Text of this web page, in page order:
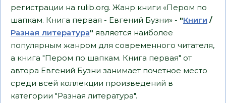
регистрации на rulib.org. Жанр книги «Пером по
шапкам. Книга первая - Евгений Бузни» - "Книги /
Разная литература" является наиболее
популярным жанром для современного читателя,
а книга "Пером по шапкам. Книга первая" от
автора Евгений Бузни занимает почетное место
среди всей коллекции произведений в
категории "Разная литература".